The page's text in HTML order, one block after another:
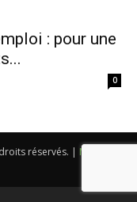
: pour une
0
réservés. | Mentions